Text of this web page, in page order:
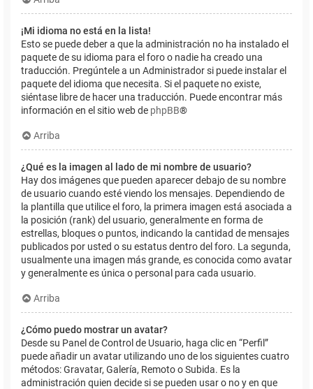
¡Mi idioma no está en la lista!
Esto se puede deber a que la administración no ha instalado el
paquete de su idioma para el foro o nadie ha creado una
traducción. Pregúntele a un Administrador si puede instalar el
paquete del idioma que necesita. Si el paquete no existe,
siéntase libre de hacer una traducción. Puede encontrar más
información en el sitio web de phpBB®
Arriba
¿Qué es la imagen al lado de mi nombre de usuario?
Hay dos imágenes que pueden aparecer debajo de su nombre
de usuario cuando esté viendo los mensajes. Dependiendo de
la plantilla que utilice el foro, la primera imagen está asociada a
la posición (rank) del usuario, generalmente en forma de
estrellas, bloques o puntos, indicando la cantidad de mensajes
publicados por usted o su estatus dentro del foro. La segunda,
usualmente una imagen más grande, es conocida como avatar
y generalmente es única o personal para cada usuario.
Arriba
¿Cómo puedo mostrar un avatar?
Desde su Panel de Control de Usuario, haga clic en “Perfil”
puede añadir un avatar utilizando uno de los siguientes cuatro
métodos: Gravatar, Galería, Remoto o Subida. Es la
administración quien decide si se pueden usar o no y en que